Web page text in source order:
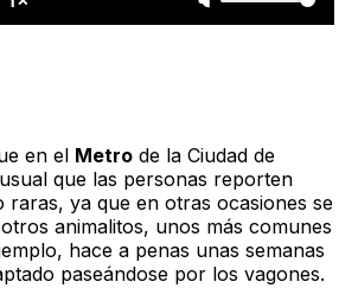
en el Metro de la Ciudad de
que las personas reporten
raras, ya que en otras ocasiones se
animalitos, unos más comunes
hace a penas unas semanas
paseándose por los vagones.